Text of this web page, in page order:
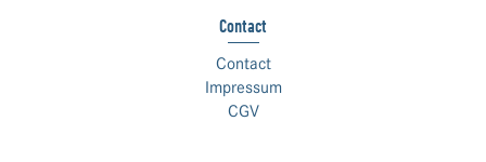
Contact
Contact
Impressum
CGV